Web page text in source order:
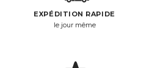
EXPÉDITION RAPIDE
le jour même